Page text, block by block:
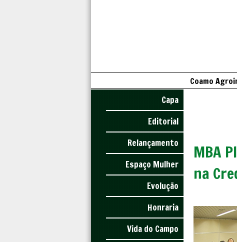
Coamo
Capa
Editorial
Relançamento
Espaço Mulher
Evolução
Honraria
Vida do Campo
MBA
na